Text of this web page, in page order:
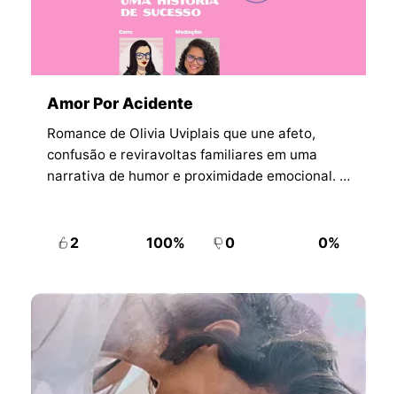
Amor Por Acidente
Romance de Olivia Uviplais que une afeto,
confusão e reviravoltas familiares em uma
narrativa de humor e proximidade emocional. A
envolvente.
2 100% 0 0%